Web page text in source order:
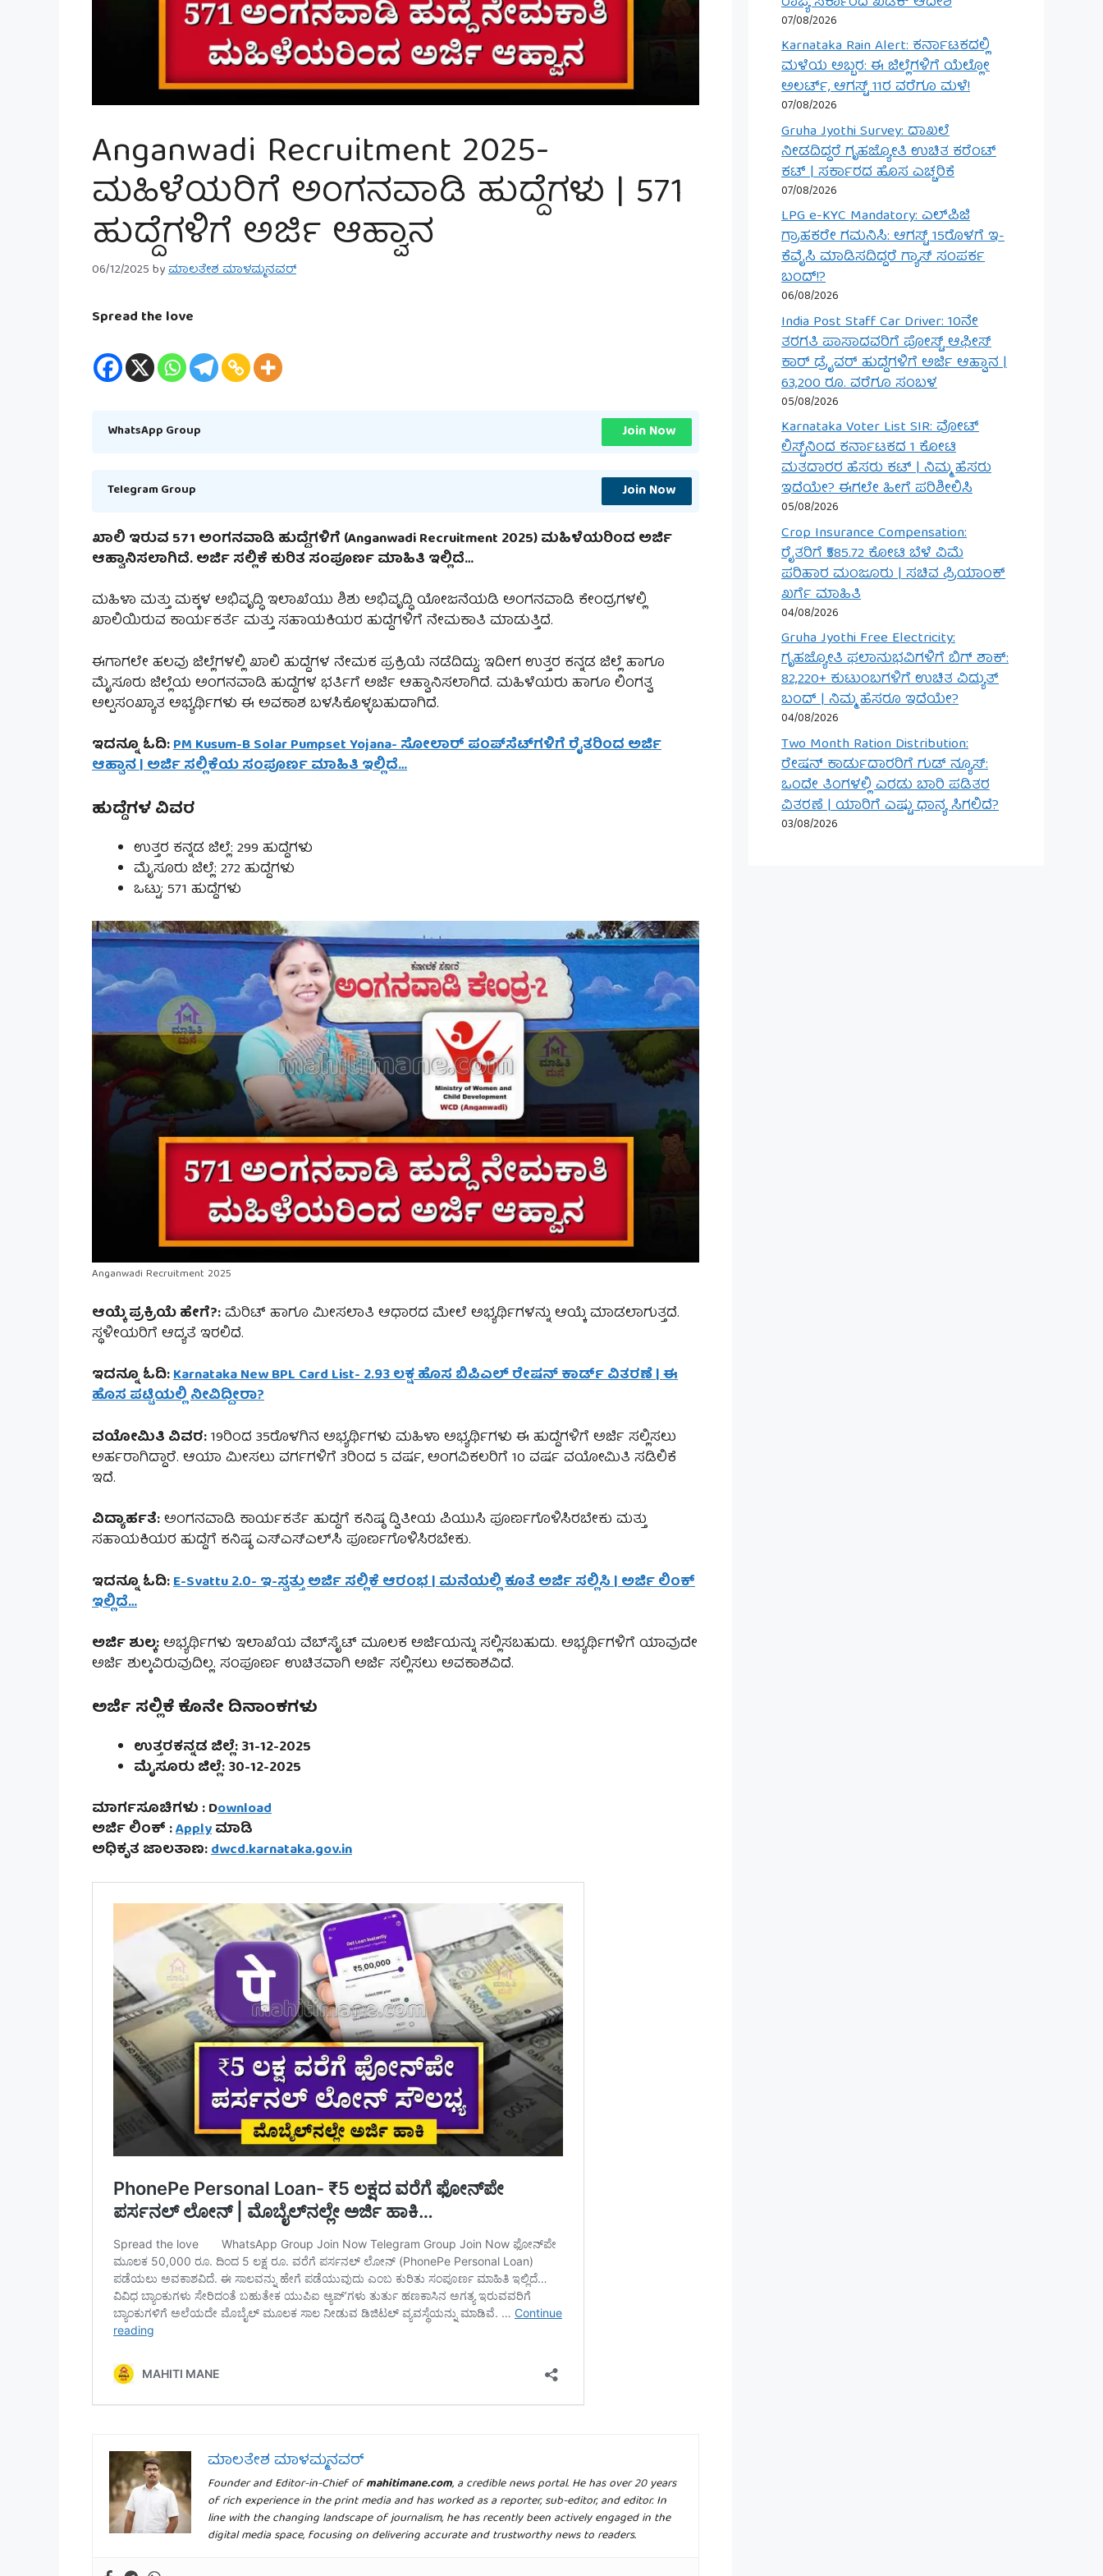
Anganwadi Recruitment 2025-
ಮಹಿಳೆಯರಿಗೆ ಅಂಗನವಾಡಿ ಹುದ್ದೆಗಳು | 571
ಹುದ್ದೆಗಳಿಗೆ ಅರ್ಜಿ ಆಹ್ವಾನ
06/12/2025byಮಾಲತೇಶ ಮಾಳಮ್ಮನವರ್
Spread the love
WhatsApp Group Join Now
Telegram Group Join Now
ಖಾಲಿ ಇರುವ 571 ಅಂಗನವಾಡಿ ಹುದ್ದೆಗಳಿಗೆ (Anganwadi Recruitment 2025) ಮಹಿಳೆಯರಿಂದ ಅರ್ಜಿ
ಆಹ್ವಾನಿಸಲಾಗಿದೆ. ಅರ್ಜಿ ಸಲ್ಲಿಕೆ ಕುರಿತ ಸಂಪೂರ್ಣ ಮಾಹಿತಿ ಇಲ್ಲಿದೆ…
ಮಹಿಳಾ ಮತ್ತು ಮಕ್ಕಳ ಅಭಿವೃದ್ಧಿ ಇಲಾಖೆಯು ಶಿಶು ಅಭಿವೃದ್ಧಿ ಯೋಜನೆಯಡಿ ಅಂಗನವಾಡಿ ಕೇಂದ್ರಗಳಲ್ಲಿ
ಖಾಲಿಯಿರುವ ಕಾರ್ಯಕರ್ತೆ ಮತ್ತು ಸಹಾಯಕಿಯರ ಹುದ್ದೆಗಳಿಗೆ ನೇಮಕಾತಿ ಮಾಡುತ್ತಿದೆ.
ಈಗಾಗಲೇ ಹಲವು ಜಿಲ್ಲೆಗಳಲ್ಲಿ ಖಾಲಿ ಹುದ್ದೆಗಳ ನೇಮಕ ಪ್ರಕ್ರಿಯೆ ನಡೆದಿದ್ದು; ಇದೀಗ ಉತ್ತರ ಕನ್ನಡ ಜಿಲ್ಲೆ ಹಾಗೂ
ಮೈಸೂರು ಜಿಲ್ಲೆಯ ಅಂಗನವಾಡಿ ಹುದ್ದೆಗಳ ಭರ್ತಿಗೆ ಅರ್ಜಿ ಆಹ್ವಾನಿಸಲಾಗಿದೆ. ಮಹಿಳೆಯರು ಹಾಗೂ ಲಿಂಗತ್ವ
ಅಲ್ಪಸಂಖ್ಯಾತ ಅಭ್ಯರ್ಥಿಗಳು ಈ ಅವಕಾಶ ಬಳಸಿಕೊಳ್ಳಬಹುದಾಗಿದೆ.
ಇದನ್ನೂ ಓದಿ:PM Kusum-B Solar Pumpset Yojana- ಸೋಲಾರ್ ಪಂಪ್‌ಸೆಟ್‌ಗಳಿಗೆ ರೈತರಿಂದ ಅರ್ಜಿ
ಆಹ್ವಾನ | ಅರ್ಜಿ ಸಲ್ಲಿಕೆಯ ಸಂಪೂರ್ಣ ಮಾಹಿತಿ ಇಲ್ಲಿದೆ…
ಹುದ್ದೆಗಳ ವಿವರ
ಉತ್ತರ ಕನ್ನಡ ಜಿಲ್ಲೆ: 299 ಹುದ್ದೆಗಳು
ಮೈಸೂರು ಜಿಲ್ಲೆ: 272 ಹುದ್ದೆಗಳು
ಒಟ್ಟು: 571 ಹುದ್ದೆಗಳು
Anganwadi Recruitment 2025
ಆಯ್ಕೆ ಪ್ರಕ್ರಿಯೆ ಹೇಗೆ?:ಮೆರಿಟ್ ಹಾಗೂ ಮೀಸಲಾತಿ ಆಧಾರದ ಮೇಲೆ ಅಭ್ಯರ್ಥಿಗಳನ್ನು ಆಯ್ಕೆ ಮಾಡಲಾಗುತ್ತದೆ.
ಸ್ಥಳೀಯರಿಗೆ ಆದ್ಯತೆ ಇರಲಿದೆ.
ಇದನ್ನೂ ಓದಿ:Karnataka New BPL Card List- 2.93 ಲಕ್ಷ ಹೊಸ ಬಿಪಿಎಲ್ ರೇಷನ್ ಕಾರ್ಡ್ ವಿತರಣೆ | ಈ
ಹೊಸ ಪಟ್ಟಿಯಲ್ಲಿ ನೀವಿದ್ದೀರಾ?
ವಯೋಮಿತಿ ವಿವರ:19ರಿಂದ 35ರೊಳಗಿನ ಅಭ್ಯರ್ಥಿಗಳು ಮಹಿಳಾ ಅಭ್ಯರ್ಥಿಗಳು ಈ ಹುದ್ದೆಗಳಿಗೆ ಅರ್ಜಿ ಸಲ್ಲಿಸಲು
ಅರ್ಹರಾಗಿದ್ದಾರೆ. ಆಯಾ ಮೀಸಲು ವರ್ಗಗಳಿಗೆ 3ರಿಂದ 5 ವರ್ಷ, ಅಂಗವಿಕಲರಿಗೆ 10 ವರ್ಷ ವಯೋಮಿತಿ ಸಡಿಲಿಕೆ
ಇದೆ.
ವಿದ್ಯಾರ್ಹತೆ:ಅಂಗನವಾಡಿ ಕಾರ್ಯಕರ್ತೆ ಹುದ್ದೆಗೆ ಕನಿಷ್ಠ ದ್ವಿತೀಯ ಪಿಯುಸಿ ಪೂರ್ಣಗೊಳಿಸಿರಬೇಕು ಮತ್ತು
ಸಹಾಯಕಿಯರ ಹುದ್ದೆಗೆ ಕನಿಷ್ಠ ಎಸ್‌ಎಸ್‌ಎಲ್‌ಸಿ ಪೂರ್ಣಗೊಳಿಸಿರಬೇಕು.
ಇದನ್ನೂ ಓದಿ:E-Svattu 2.0- ಇ-ಸ್ವತ್ತು ಅರ್ಜಿ ಸಲ್ಲಿಕೆ ಆರಂಭ | ಮನೆಯಲ್ಲಿ ಕೂತೆ ಅರ್ಜಿ ಸಲ್ಲಿಸಿ | ಅರ್ಜಿ ಲಿಂಕ್
ಇಲ್ಲಿದೆ…
ಅರ್ಜಿ ಶುಲ್ಕ:ಅಭ್ಯರ್ಥಿಗಳು ಇಲಾಖೆಯ ವೆಬ್‌ಸೈಟ್ ಮೂಲಕ ಅರ್ಜಿಯನ್ನು ಸಲ್ಲಿಸಬಹುದು. ಅಭ್ಯರ್ಥಿಗಳಿಗೆ ಯಾವುದೇ
ಅರ್ಜಿ ಶುಲ್ಕವಿರುವುದಿಲ್ಲ. ಸಂಪೂರ್ಣ ಉಚಿತವಾಗಿ ಅರ್ಜಿ ಸಲ್ಲಿಸಲು ಅವಕಾಶವಿದೆ.
ಅರ್ಜಿ ಸಲ್ಲಿಕೆ ಕೊನೇ ದಿನಾಂಕಗಳು
ಉತ್ತರಕನ್ನಡ ಜಿಲ್ಲೆ: 31-12-2025
ಮೈಸೂರು ಜಿಲ್ಲೆ: 30-12-2025
ಮಾರ್ಗಸೂಚಿಗಳು : Download
ಅರ್ಜಿ ಲಿಂಕ್ :Applyಮಾಡಿ
ಅಧಿಕೃತ ಜಾಲತಾಣ:dwcd.karnataka.gov.in
ಮಾಲತೇಶ ಮಾಳಮ್ಮನವರ್
Founder and Editor-in-Chief ofmahitimane.com, a credible news portal. He has over 20 years
of rich experience in the print media and has worked as a reporter, sub-editor, and editor. In
line with the changing landscape of journalism, he has recently been actively engaged in the
digital media space, focusing on delivering accurate and trustworthy news to readers.
07/08/2026
Karnataka Rain Alert: ಕರ್ನಾಟಕದಲ್ಲಿ
ಮಳೆಯ ಅಬ್ಬರ: ಈ ಜಿಲ್ಲೆಗಳಿಗೆ ಯೆಲ್ಲೋ
ಅಲರ್ಟ್, ಆಗಸ್ಟ್ 11ರ ವರೆಗೂ ಮಳೆ!
07/08/2026
Gruha Jyothi Survey: ದಾಖಲೆ
ನೀಡದಿದ್ದರೆ ಗೃಹಜ್ಯೋತಿ ಉಚಿತ ಕರೆಂಟ್
ಕಟ್ | ಸರ್ಕಾರದ ಹೊಸ ಎಚ್ಚರಿಕೆ
07/08/2026
LPG e-KYC Mandatory: ಎಲ್‌ಪಿಜಿ
ಗ್ರಾಹಕರೇ ಗಮನಿಸಿ: ಆಗಸ್ಟ್ 15ರೊಳಗೆ ಇ-
ಕೆವೈಸಿ ಮಾಡಿಸದಿದ್ದರೆ ಗ್ಯಾಸ್ ಸಂಪರ್ಕ
ಬಂದ್!?
06/08/2026
India Post Staff Car Driver: 10ನೇ
ತರಗತಿ ಪಾಸಾದವರಿಗೆ ಪೋಸ್ಟ್ ಆಫೀಸ್
ಕಾರ್ ಡ್ರೈವರ್ ಹುದ್ದೆಗಳಿಗೆ ಅರ್ಜಿ ಆಹ್ವಾನ |
63,200 ರೂ. ವರೆಗೂ ಸಂಬಳ
05/08/2026
Karnataka Voter List SIR: ವೋಟ್
ಲಿಸ್ಟ್‌ನಿಂದ ಕರ್ನಾಟಕದ 1 ಕೋಟಿ
ಮತದಾರರ ಹೆಸರು ಕಟ್ | ನಿಮ್ಮ ಹೆಸರು
ಇದೆಯೇ? ಈಗಲೇ ಹೀಗೆ ಪರಿಶೀಲಿಸಿ
05/08/2026
Crop Insurance Compensation:
ರೈತರಿಗೆ ₹585.72 ಕೋಟಿ ಬೆಳೆ ವಿಮೆ
ಪರಿಹಾರ ಮಂಜೂರು | ಸಚಿವ ಪ್ರಿಯಾಂಕ್
ಖರ್ಗೆ ಮಾಹಿತಿ
04/08/2026
Gruha Jyothi Free Electricity:
ಗೃಹಜ್ಯೋತಿ ಫಲಾನುಭವಿಗಳಿಗೆ ಬಿಗ್ ಶಾಕ್:
82,220+ ಕುಟುಂಬಗಳಿಗೆ ಉಚಿತ ವಿದ್ಯುತ್
ಬಂದ್ | ನಿಮ್ಮ ಹೆಸರೂ ಇದೆಯೇ?
04/08/2026
Two Month Ration Distribution:
ರೇಷನ್ ಕಾರ್ಡುದಾರರಿಗೆ ಗುಡ್ ನ್ಯೂಸ್:
ಒಂದೇ ತಿಂಗಳಲ್ಲಿ ಎರಡು ಬಾರಿ ಪಡಿತರ
ವಿತರಣೆ | ಯಾರಿಗೆ ಎಷ್ಟು ಧಾನ್ಯ ಸಿಗಲಿದೆ?
03/08/2026